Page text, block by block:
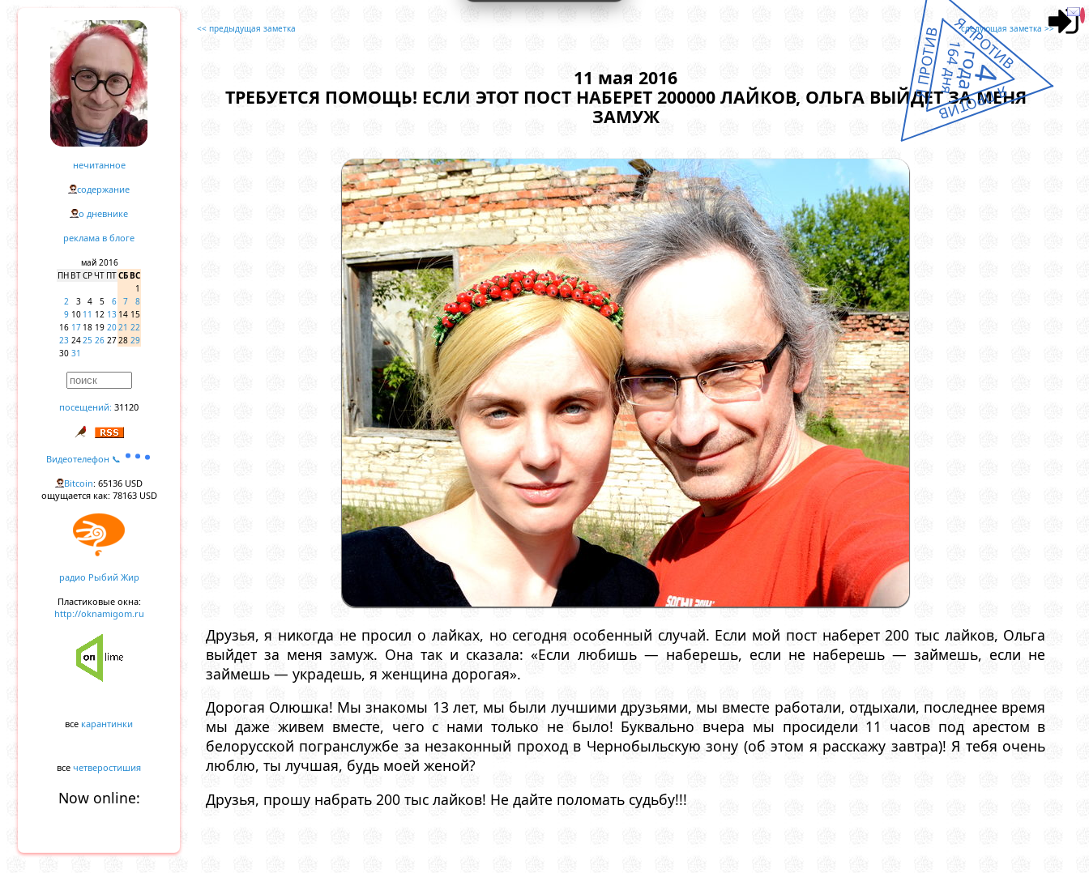
нечитанное
содержание
о дневнике
реклама в блоге
май 2016
ПН ВТСРЧТ ПТСБВС
1
2
3 4 5 6 7
8
9 10 11 12 13 14 15
16 17 18 19 2021 22
23 2425 26 2728 29
30 31
посещений: 31120
Видеотелефон 📞
Bitcoin: 65136 USD
ощущается как: 78163 USD
радио Рыбий Жир
Пластиковые окна:
http://oknamigom.ru
все карантинки
все четверостишия
Now online:
<< предыдущая заметка следующая заметка >>
11 мая 2016
ТРЕБУЕТСЯ ПОМОЩЬ! ЕСЛИ ЭТОТ ПОСТ НАБЕРЕТ 200000 ЛАЙКОВ, ОЛЬГА ВЫЙДЕТ ЗА МЕНЯ
ЗАМУЖ
Друзья, я никогда не просил о лайках, но сегодня особенный случай. Если мой пост наберет 200 тыс лайков, Ольга
выйдет за меня замуж. Она так и сказала: «Если любишь — наберешь, если не наберешь — займешь, если не
займешь — украдешь, я женщина дорогая».
Дорогая Олюшка! Мы знакомы 13 лет, мы были лучшими друзьями, мы вместе работали, отдыхали, последнее время
мы даже живем вместе, чего с нами только не было! Буквально вчера мы просидели 11 часов под арестом в
белорусской погранслужбе за незаконный проход в Чернобыльскую зону (об этом я расскажу завтра)! Я тебя очень
люблю, ты лучшая, будь моей женой?
Друзья, прошу набрать 200 тыс лайков! Не дайте поломать судьбу!!!
Я ПРОТИВ
Я ПРОТИВ
Я ПРОТИВ 4
года
164 дня